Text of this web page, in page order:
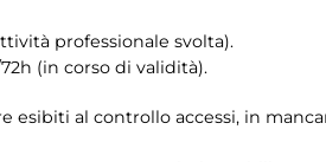
professionale svolta).
(in corso di validità).
al controllo accessi, in